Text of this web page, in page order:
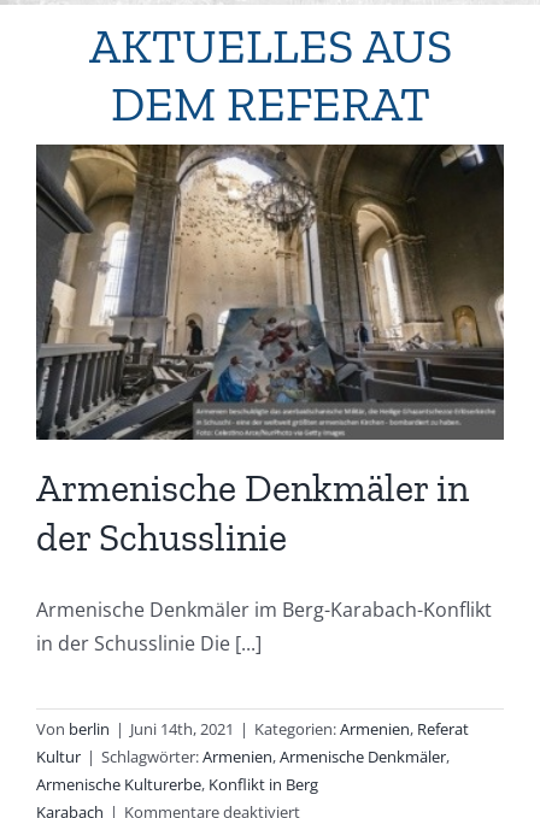
AKTUELLES AUS
DEM REFERAT
Armenische Denkmäler in
der Schusslinie
Armenische Denkmäler im Berg-Karabach-Konflikt
in der Schusslinie Die [...]
Von berlin | Juni 14th, 2021 | Kategorien:Armenien, Referat
Kultur | Schlagwörter:Armenien,Armenische Denkmäler,
Armenische Kulturerbe, Konflikt in Berg
Karabach | Kommentare deaktiviertfür